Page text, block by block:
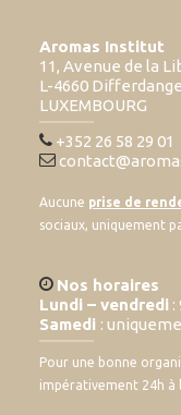
Aromas Institut
11, Avenue de la
L-4660
LUXEMBOURG
+352 26 58 29 01
Aucune prise de
sociaux, uniquement
Nos horaires
Lundi – vendredi :
Samedi :
Pour une bonne
impérativement 24h à